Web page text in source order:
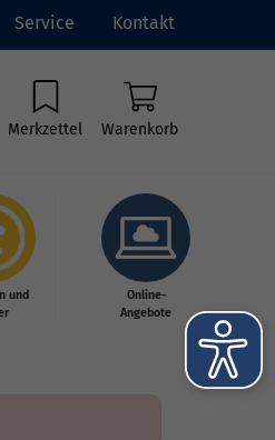
Service Kontakt
Merkzettel Warenkorb
und
Online-
Angebote